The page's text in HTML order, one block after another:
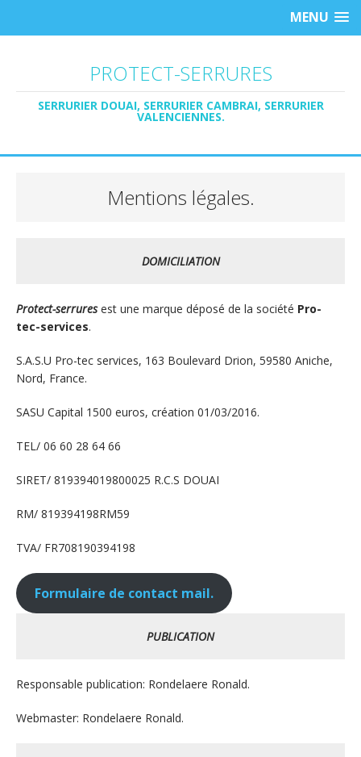
MENU
PROTECT-SERRURES
SERRURIER DOUAI, SERRURIER CAMBRAI, SERRURIER
VALENCIENNES.
Mentions légales.
DOMICILIATION
Protect-serruresest une marque déposé de la société Pro-
tec-services.
S.A.S.U Pro-tec services, 163 Boulevard Drion, 59580 Aniche,
Nord, France.
SASU Capital 1500 euros, création 01/03/2016.
TEL/ 06 60 28 64 66
SIRET/ 819394019800025 R.C.S DOUAI
RM/ 819394198RM59
TVA/ FR708190394198
Formulaire de contact mail.
PUBLICATION
Responsable publication: Rondelaere Ronald.
Webmaster: Rondelaere Ronald.